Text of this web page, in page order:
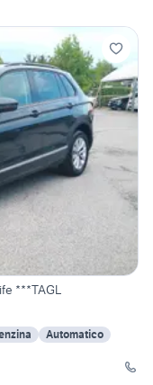
***TAGL
Automatico